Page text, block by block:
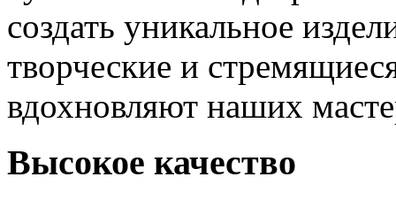
создать уникальное
творческие и
вдохновляют наших
Высокое качество